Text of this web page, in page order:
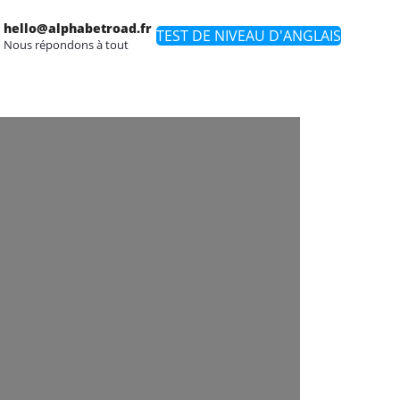
hello@alphabetroad.fr
Nous répondons à tout TEST DE NIVEAU D'ANGLAIS